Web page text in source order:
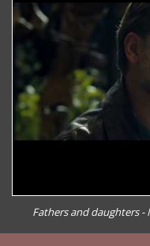
Fathers and daughters -